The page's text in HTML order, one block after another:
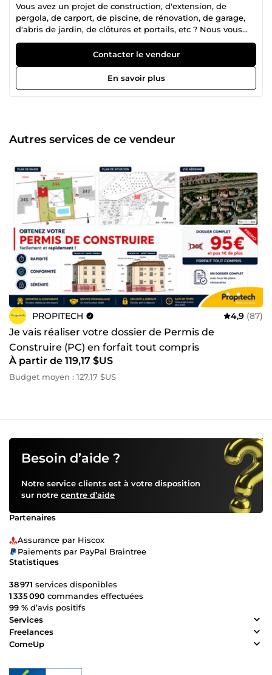
Vous avez un projet de construction, d'extension, de
pergola, de carport, de piscine, de rénovation, de garage,
d'abris de jardin, de clôtures et portails, etc ? Nous vous
accompagnons dans la réalisation d'un dossier complet,
clair et conforme aux exigences de votre mairie.
Spécialisés dans les Déclarations Préalables (DP) et les
Permis de Construire (PC), nous réalisons tous les plans et
documents nécessaires : plan de masse, plan de coupe,
autorisation d'urbanisme, grâce à un dossier réalisé avec
rigueur et professionnalisme. Pourquoi nous choisir ? ✅
avis clients positifs 📐 Bureau d'études spécialisé en
urbanisme et plans techniques 📋 Dossiers rigoureux et
conformes aux réglementations en vigueur ⏱️ Réactivité,
qualité et respect des délais Confiez-nous votre projet et
obtenez un dossier professionnel, prêt à être déposé en
mairie. Nous avons hâte de vous accompagner. À très vite
pour la réalisation de votre projet.😊
Contacter le vendeur
En savoir plus
Autres services de ce vendeur
PROPITECH 4,9 (87)
Je vais réaliser votre dossier de Permis de
Construire (PC) en forfait tout compris
À partir de 119,17 $US
Budget moyen : 127,17 $US
Besoin d’aide ?
Notre service clients est à votre disposition
sur notre centre d’aide
Partenaires
Assurance par Hiscox
Paiements par PayPal Braintree
Statistiques
38 971 services disponibles
1 335 090 commandes effectuées
99 % d’avis positifs
Services
Freelances
ComeUp